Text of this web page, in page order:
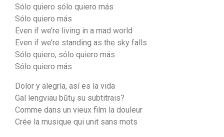
Sólo quiero sólo quiero más
Sólo quiero más
Even if we’re living in a mad world
Even if we’re standing as the sky falls
Sólo quiero, sólo quiero más
Sólo quiero más
Dolor y alegría, así es la vida
Gal lengviau būtų su subtitrais?
Comme dans un vieux film la douleur
Crée la musique qui unit sans mots